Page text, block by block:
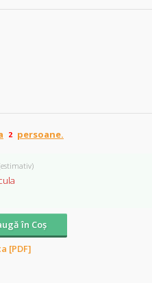
persoane.
în Coş
[PDF]